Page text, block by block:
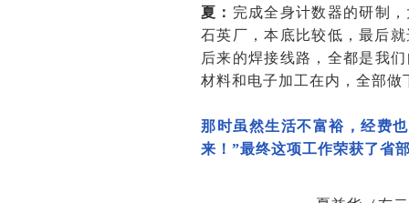
夏： 完成全身计数器的研制
石英厂，本底比较低，最后
后来的焊接线路，全都是我
材料和电子加工在内，全部
那时虽然生活不富裕，经费
来！”最终这项工作荣获了省